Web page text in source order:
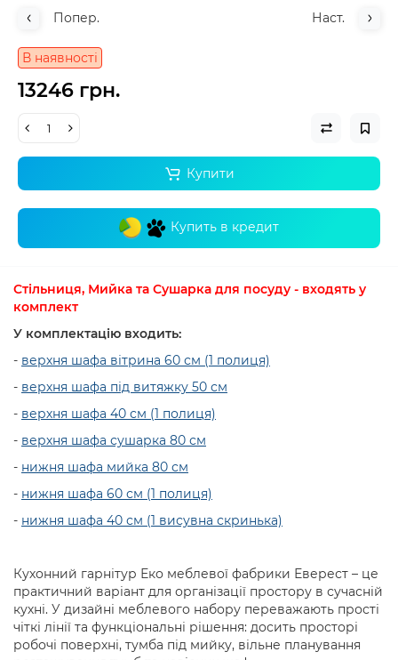
Попер. Наст.
В наявності
13246 грн.
Купити
Купить в кредит
Стільниця, Мийка та Сушарка для посуду - входять у
комплект
У комплектацію входить:
- верхня шафа вітрина 60 см (1 полиця)
- верхня шафа під витяжку 50 см
- верхня шафа 40 см (1 полиця)
- верхня шафа сушарка 80 см
- нижня шафа мийка 80 см
- нижня шафа 60 см (1 полиця)
- нижня шафа 40 см (1 висувна скринька)
Кухонний гарнітур Еко меблевої фабрики Еверест – це
практичний варіант для організації простору в сучасній
кухні. У дизайні меблевого набору переважають прості
чіткі лінії та функціональні рішення: досить просторі
робочі поверхні, тумба під мийку, вільне планування